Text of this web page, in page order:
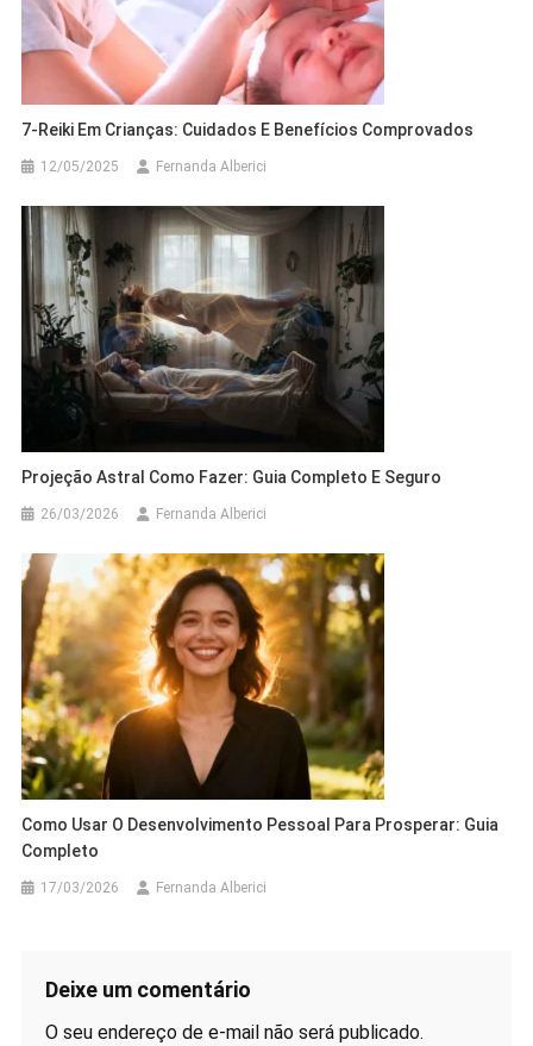
7-Reiki Em Crianças: Cuidados E Benefícios Comprovados
12/05/2025 Fernanda Alberici
Projeção Astral Como Fazer: Guia Completo E Seguro
26/03/2026 Fernanda Alberici
Como Usar O Desenvolvimento Pessoal Para Prosperar: Guia
Completo
17/03/2026 Fernanda Alberici
Deixe um comentário
O seu endereço de e-mail não será publicado.